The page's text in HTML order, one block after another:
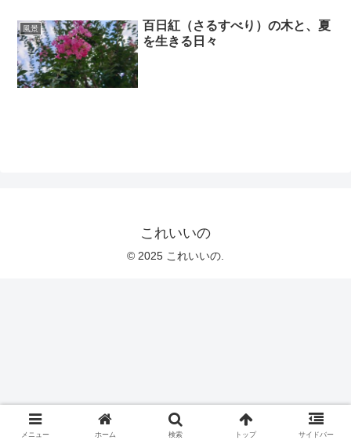
風景
百日紅（さるすべり）の木と、夏
を生きる日々
これいいの
© 2025 これいいの.
メニュー ホーム 検索 トップ サイドバー